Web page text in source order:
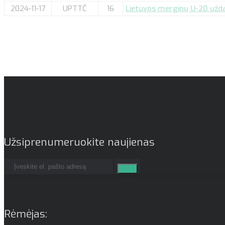
2024-11-17
UPTTČ 16 Lietuvos merginų U-20
Užsiprenumeruokite naujienas
Rėmėjas: